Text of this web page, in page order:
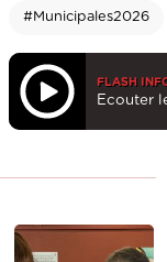
#Municipales2026
FLASH
Ecouter